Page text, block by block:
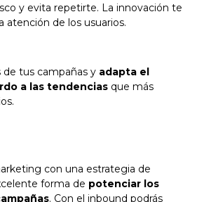
y evita repetirte. La innovación te
atención de los usuarios.
de tus campañas y adapta el
a las tendencias que más
con una estrategia de
forma de potenciar los
. Con el inbound podrás